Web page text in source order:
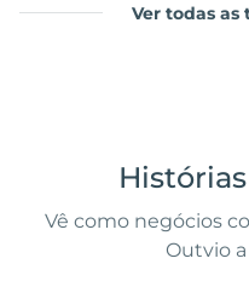
Ver todas as
Vê como negócios
Outvio